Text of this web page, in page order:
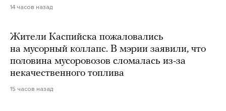
14 часов назад
Жители Каспийска пожаловались
на мусорный коллапс. В мэрии заявили, что
половина мусоровозов сломалась из-за
некачественного топлива
15 часов назад